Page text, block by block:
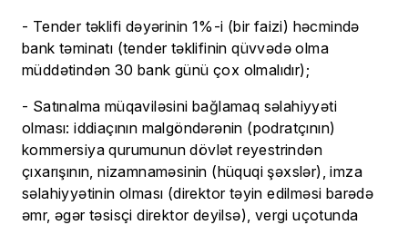
- Tender təklifi dəyərinin 1%-i (bir faizi) həcmində
bank təminatı (tender təklifinin qüvvədə olma
müddətindən 30 bank günü çox olmalıdır);
- Satınalma müqaviləsini bağlamaq səlahiyyəti
olması: iddiaçının malgöndərənin (podratçının)
kommersiya qurumunun dövlət reyestrindən
çıxarışının, nizamnaməsinin (hüquqi şəxslər), imza
səlahiyyətinin olması (direktor təyin edilməsi barədə
əmr, əgər təsisçi direktor deyilsə), vergi uçotunda